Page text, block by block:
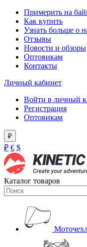
Примерить на
Как купить
Узнать больше о
Отзывы
Новости и обзоры
Оптовикам
Контакты
Личный кабинет
Войти в личный
Регистрация
Оптовикам
₽
₽ € $
Каталог товаров